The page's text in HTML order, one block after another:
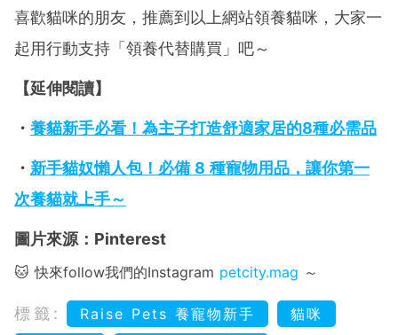
喜歡貓咪的朋友，推薦到以上網站領養貓咪，大家一
起用行動支持「領養代替購買」吧～
【延伸閱讀】
・ 養貓新手必看！為主子打造舒適家居的8種必需品
・ 新手貓奴懶人包！必備 8 種寵物用品，讓你第一
次養貓就上手～
圖片來源：Pinterest
🐱 快來follow我們的Instagram petcity.mag ～
標籤: Raise Pets 養寵物新手
貓咪